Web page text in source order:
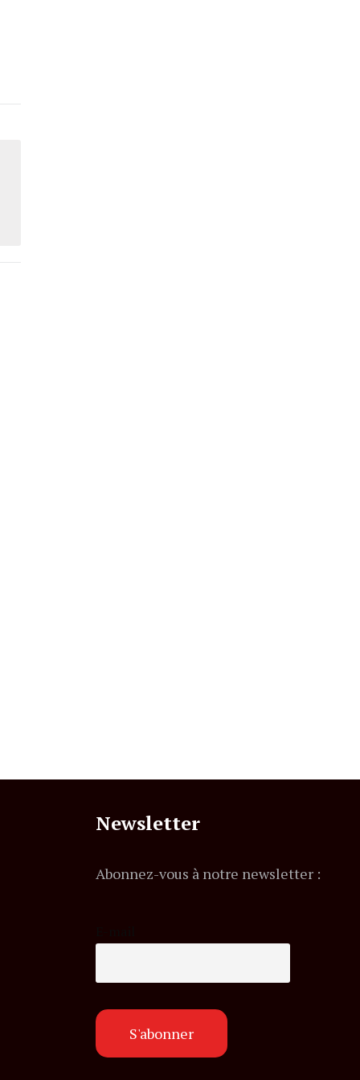
Newsletter
Abonnez-vous à notre newsletter :